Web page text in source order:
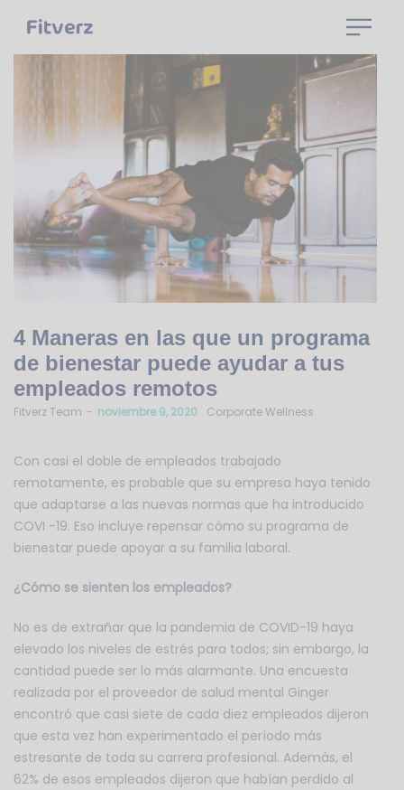
4 Maneras en las que un programa
de bienestar puede ayudar a tus
empleados remotos
by
Fitverz Team noviembre 9, 2020 Corporate Wellness
Con casi el doble de empleados trabajado
remotamente, es probable que su empresa haya tenido
que adaptarse a las nuevas normas que ha introducido
COVI -19. Eso incluye repensar cómo su programa de
bienestar puede apoyar a su familia laboral.
¿Cómo se sienten los empleados?
No es de extrañar que la pandemia de COVID-19 haya
elevado los niveles de estrés para todos; sin embargo, la
cantidad puede ser lo más alarmante. Una encuesta
realizada por el proveedor de salud mental Ginger
encontró que casi siete de cada diez empleados dijeron
que esta vez han experimentado el período más
estresante de toda su carrera profesional. Además, el
62% de esos empleados dijeron que habían perdido al